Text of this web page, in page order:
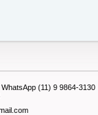
(11) 9 9864-3130